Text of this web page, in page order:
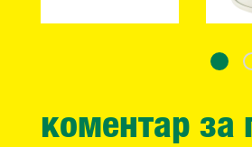
коментар за